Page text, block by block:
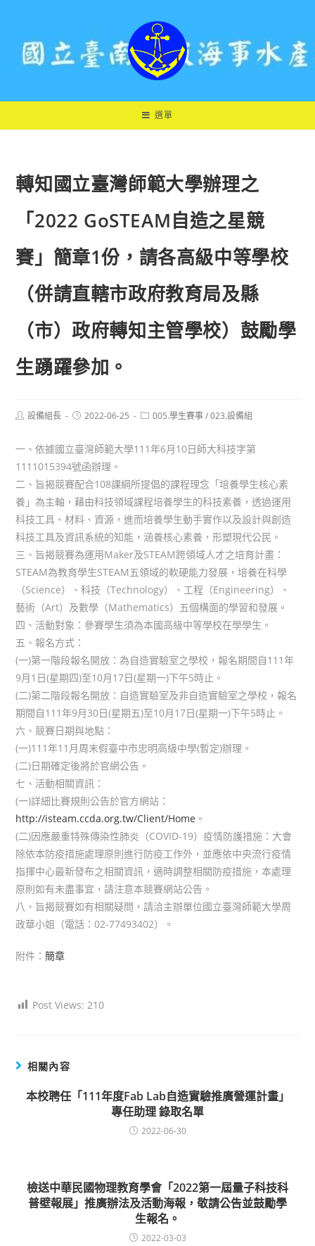
選單
轉知國立臺灣師範大學辦理之
「2022 GoSTEAM自造之星競
賽」簡章1份，請各高級中等學校
（併請直轄市政府教育局及縣
（市）政府轉知主管學校）鼓勵學
生踴躍參加。
Post設備組長
Post2022-06-25
Post005.學生賽事 / 023.設備組
一、依據國立臺灣師範大學111年6月10日師大科技字第
1111015394號函辦理。
二、旨揭競賽配合108課綱所提倡的課程理念「培養學生核心素
養」為主軸，藉由科技領域課程培養學生的科技素養，透過運用
科技工具、材料、資源，進而培養學生動手實作以及設計與創造
科技工具及資訊系統的知能，涵養核心素養，形塑現代公民。
三、旨揭競賽為運用Maker及STEAM跨領域人才之培育計畫：
STEAM為教育學生STEAM五領域的軟硬能力發展，培養在科學
（Science）、科技（Technology）、工程（Engineering）、
藝術（Art）及數學（Mathematics）五個構面的學習和發展。
四、活動對象：參賽學生須為本國高級中等學校在學學生。
五、報名方式：
(一)第一階段報名開放：為自造實驗室之學校，報名期間自111年
9月1日(星期四)至10月17日(星期一)下午5時止。
(二)第二階段報名開放：自造實驗室及非自造實驗室之學校，報名
期間自111年9月30日(星期五)至10月17日(星期一)下午5時止。
六、競賽日期與地點：
(一)111年11月周末假臺中市忠明高級中學(暫定)辦理。
(二)日期確定後將於官網公告。
七、活動相關資訊：
(一)詳細比賽規則公告於官方網站：
http://isteam.ccda.org.tw/Client/Home 。
(二)因應嚴重特殊傳染性肺炎（COVID-19）疫情防護措施：大會
除依本防疫措施處理原則進行防疫工作外，並應依中央流行疫情
指揮中心最新發布之相關資訊，適時調整相關防疫措施，本處理
原則如有未盡事宜，請注意本競賽網站公告。
八、旨揭競賽如有相關疑問，請洽主辦單位國立臺灣師範大學周
政華小姐（電話：02-77493402）。
附件：簡章
Post Views: 210
相關內容
本校聘任「111年度Fab Lab自造實驗推廣營運計畫」
專任助理 錄取名單
2022-06-30
檢送中華民國物理教育學會「2022第一屆量子科技科
普壁報展」推廣辦法及活動海報，敬請公告並鼓勵學
生報名。
2022-03-03